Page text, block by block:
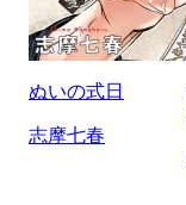
ぬいの式日
志摩七春